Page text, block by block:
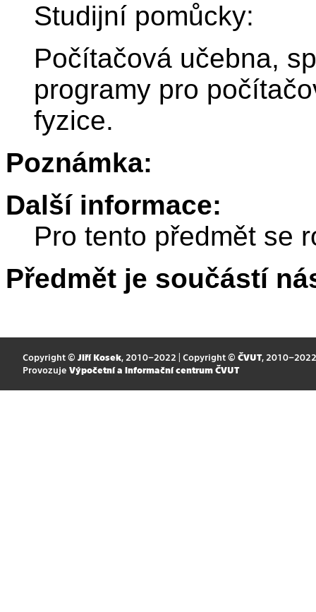
Studijní pomůcky:
Počítačová učebna,
programy pro
fyzice.
Poznámka:
Další informace:
Pro tento předmět se
Předmět je součástí
Copyright © Jiří Kosek, 2010–2022 | Copyright © ČVUT, 2010–2022
Provozuje Výpočetní a informační centrum ČVUT